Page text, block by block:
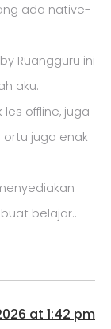
ada native-
Ruangguru ini
aku.
offline, juga
juga enak
belajar..
at 1:42 pm